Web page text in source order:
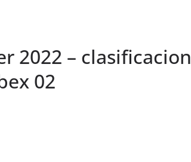
2022 – clasificacion
02